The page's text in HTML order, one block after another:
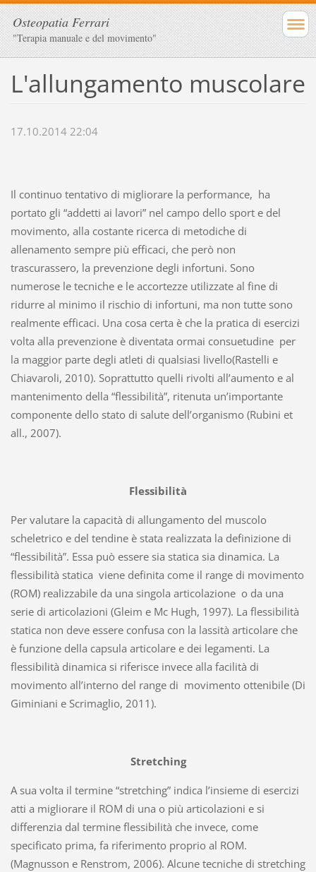
Osteopatia Ferrari
"Terapia manuale e del movimento"
L'allungamento muscolare
17.10.2014 22:04
Il continuo tentativo di migliorare la performance, ha
portato gli “addetti ai lavori” nel campo dello sport e del
movimento, alla costante ricerca di metodiche di
allenamento sempre più efficaci, che però non
trascurassero, la prevenzione degli infortuni. Sono
numerose le tecniche e le accortezze utilizzate al fine di
ridurre al minimo il rischio di infortuni, ma non tutte sono
realmente efficaci. Una cosa certa è che la pratica di esercizi
volta alla prevenzione è diventata ormai consuetudine per
la maggior parte degli atleti di qualsiasi livello(Rastelli e
Chiavaroli, 2010). Soprattutto quelli rivolti all’aumento e al
mantenimento della “flessibilità”, ritenuta un’importante
componente dello stato di salute dell’organismo (Rubini et
all., 2007).
Flessibilità
Per valutare la capacità di allungamento del muscolo
scheletrico e del tendine è stata realizzata la definizione di
“flessibilità”. Essa può essere sia statica sia dinamica. La
flessibilità statica viene definita come il range di movimento
(ROM) realizzabile da una singola articolazione o da una
serie di articolazioni (Gleim e Mc Hugh, 1997). La flessibilità
statica non deve essere confusa con la lassità articolare che
è funzione della capsula articolare e dei legamenti. La
flessibilità dinamica si riferisce invece alla facilità di
movimento all’interno del range di movimento ottenibile (Di
Giminiani e Scrimaglio, 2011).
Stretching
A sua volta il termine “stretching” indica l’insieme di esercizi
atti a migliorare il ROM di una o più articolazioni e si
differenzia dal termine flessibilità che invece, come
specificato prima, fa riferimento proprio al ROM.
(Magnusson e Renstrom, 2006). Alcune tecniche di stretching